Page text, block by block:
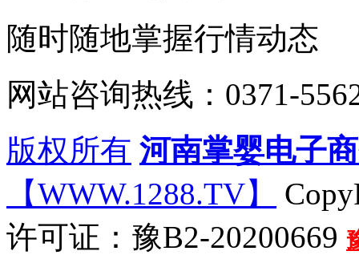
随时随地掌握行情动态
网站咨询热线：0371-
版权所有 河南掌婴电子
【WWW.1288.TV】
许可证：豫B2-20200669